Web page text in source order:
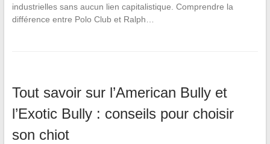
industrielles sans aucun lien capitalistique. Comprendre la
différence entre Polo Club et Ralph…
Tout savoir sur l’American Bully et
l’Exotic Bully : conseils pour choisir
son chiot